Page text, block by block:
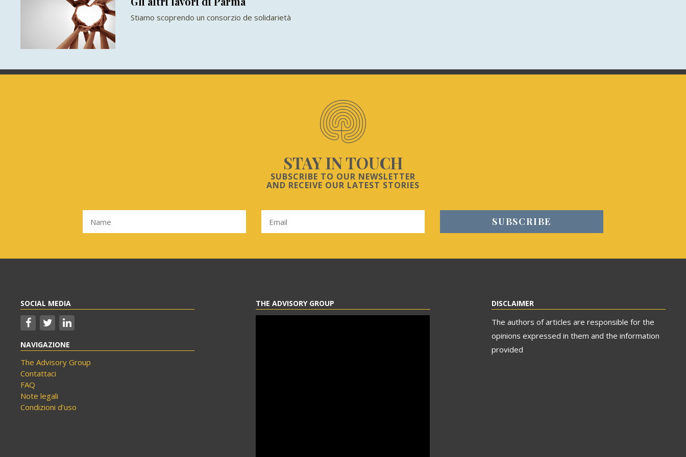
Stiamo scoprendo un consorzio de solidarietà
STAY IN TOUCH
SUBSCRIBE TO OUR NEWSLETTER
AND RECEIVE OUR LATEST STORIES
SOCIAL MEDIA
NAVIGAZIONE
The Advisory Group
Contattaci
FAQ
Note legali
Condizioni d’uso
THE ADVISORY GROUP DISCLAIMER
The authors of articles are responsible for the
opinions expressed in them and the information
provided